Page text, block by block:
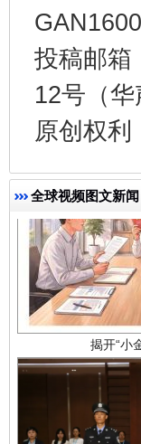
投稿邮箱
12号（
原创权
全球视频图文新闻
揭开“小